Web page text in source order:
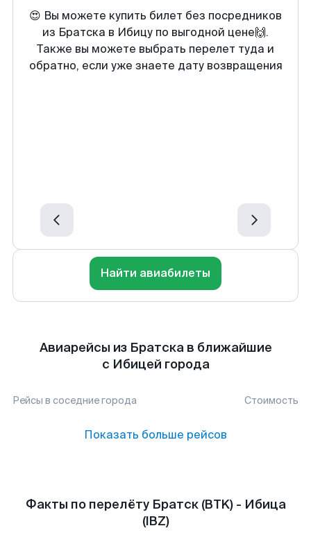
😍 Вы можете купить билет без посредников
из Братска в Ибицу по выгодной цене🙌.
Также вы можете выбрать перелет туда и
обратно, если уже знаете дату возвращения
Найти авиабилеты
Авиарейсы из Братска в ближайшие
с Ибицей города
Рейсы в соседние города Стоимость
Показать больше рейсов
Факты по перелёту Братск (BTK) - Ибица
(IBZ)